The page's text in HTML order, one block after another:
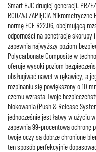
Smart HJC drugiej generacji.
RODZAJ ZAPIĘCIA
normę ECE R22.06, obejmującą
odporności na penetrację
zapewnia najwyższy poziom
Polycarbonate Composite w
oferuje wysoki poziom
obsługiwać nawet w rękawicy, a
rozpinaniu się powiększony o 10
czemu wzrasta Twoje
blokowania (Push & Release
jednocześnie jest łatwy w użyciu
zapewnia 99-procentową ochronę
twoje oczy są dobrze chronione
ten sposób perfekcyjnie